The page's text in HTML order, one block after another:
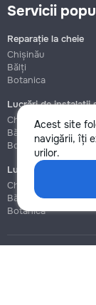
Acest site
navigării, îți
urilor.
Servicii
Reparație la cheie
Chișinău
Bălți
Botanica
Lucrări de instalații
Chișinău
Bălți
Botanica
Lucrări de
Chișinău
Bălți
Botanica